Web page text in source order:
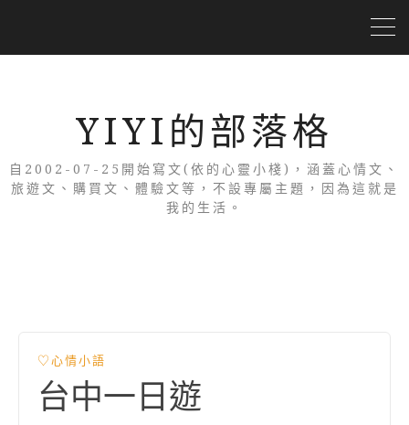
YIYI的部落格
自2002-07-25開始寫文(依的心靈小棧)，涵蓋心情文、
旅遊文、購買文、體驗文等，不設專屬主題，因為這就是
我的生活。
♡心情小語
台中一日遊